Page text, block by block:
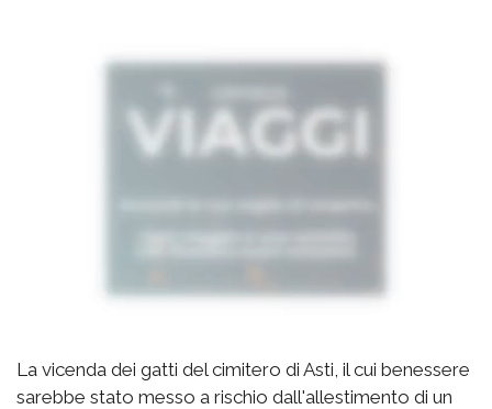
La vicenda dei gatti del cimitero di Asti, il cui benessere
sarebbe stato messo a rischio dall'allestimento di un